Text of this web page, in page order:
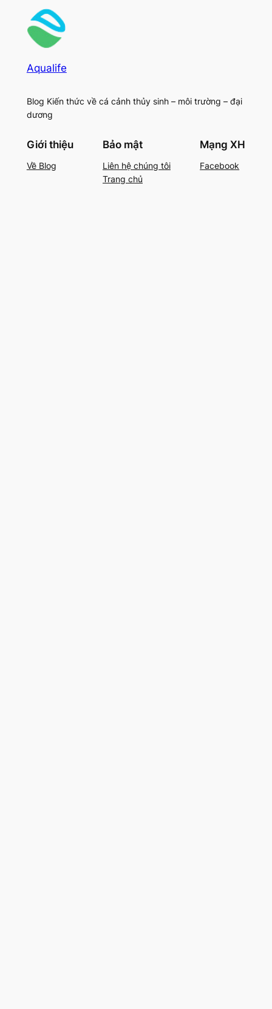
Aqualife
Blog Kiến thức về cá cảnh thủy sinh – môi trường – đại
dương
Giới thiệu
Về Blog
Bảo mật
Liên hệ chúng tôi
Trang chủ
Mạng XH
Facebook